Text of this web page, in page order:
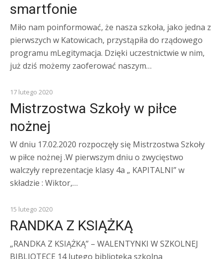
smartfonie
Miło nam poinformować, że nasza szkoła, jako jedna z
pierwszych w Katowicach, przystąpiła do rządowego
programu mLegitymacja. Dzięki uczestnictwie w nim,
już dziś możemy zaoferować naszym…
Z ŻYCIA SZKOŁY
17 lutego 2020
Mistrzostwa Szkoły w piłce
nożnej
W dniu 17.02.2020 rozpoczęły się Mistrzostwa Szkoły
w piłce nożnej .W pierwszym dniu o zwycięstwo
walczyły reprezentacje klasy 4a „ KAPITALNI” w
składzie : Wiktor,…
Z ŻYCIA SZKOŁY
15 lutego 2020
RANDKA Z KSIĄŻKĄ
„RANDKA Z KSIĄŻKĄ” – WALENTYNKI W SZKOLNEJ
BIBLIOTECE 14 lutego biblioteka szkolna